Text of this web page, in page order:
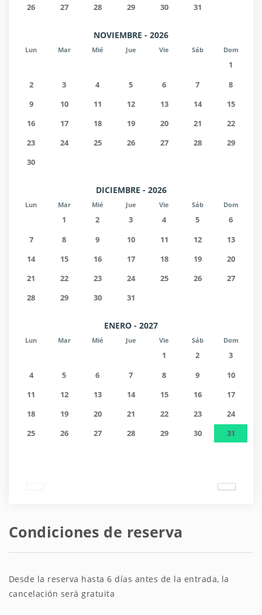
26
27 28 29 30 31
NOVIEMBRE - 2026
Lun Mar Mié Jue Vie Sáb Dom
1
2
3 4 5 6 7
8
9
10 11 12 13 14
15
16
17 18 19 20 21
22
23
24 25 26 27 28
29
30
DICIEMBRE - 2026
Lun Mar Mié Jue Vie Sáb Dom
1 2 3 4 5
6
7
8 9 10 11 12
13
14
15 16 17 18 19
20
21
22 23 24 25 26
27
28
29 30 31
ENERO - 2027
Lun Mar Mié Jue Vie Sáb Dom
1 2
3
4
5 6 7 8 9
10
11
12 13 14 15 16
17
18
19 20 21 22 23
24
25
26 27 28 29 30 31
Condiciones de reserva
Desde la reserva hasta 6 días antes de la entrada, la
cancelación será gratuita